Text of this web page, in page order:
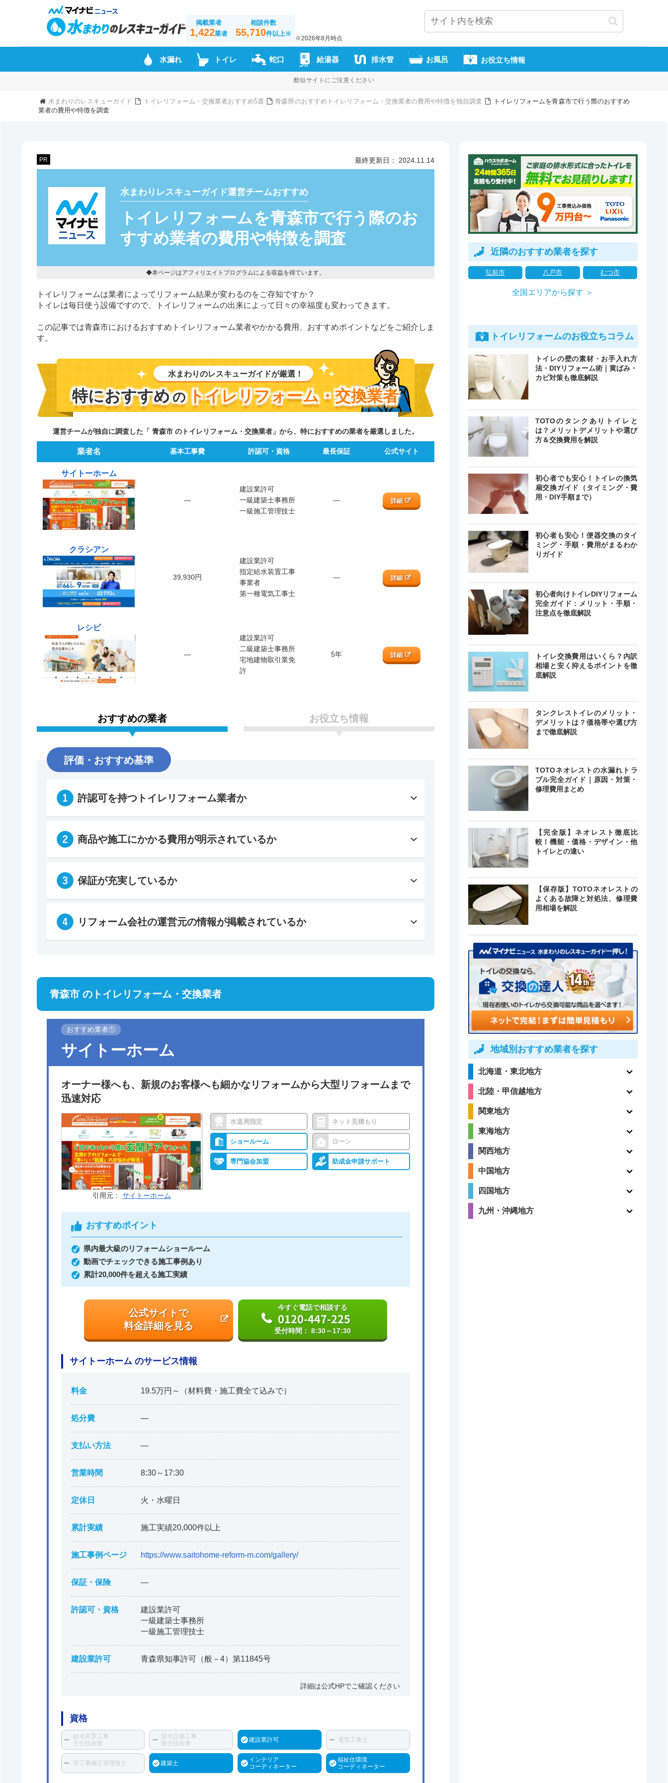
掲載業者
1,422業者
相談件数
55,710件以上※
※2026年8月時点
水漏れ トイレ 蛇口 給湯器 排水管 お風呂 お役立ち情報
酷似サイトにご注意ください
水まわりのレスキューガイド トイレリフォーム・交換業者おすすめ5選 青森県のおすすめトイレリフォーム・交換業者の費用や特徴を独自調査
トイレリフォームを青森市で行う際のおすすめ
業者の費用や特徴を調査
PR 最終更新日： 2024.11.14
水まわりレスキューガイド運営チームおすすめ
トイレリフォームを青森市で行う際のお
すすめ業者の費用や特徴を調査
◆本ページはアフィリエイトプログラムによる収益を得ています。
トイレリフォームは業者によってリフォーム結果が変わるのをご存知ですか？
トイレは毎日使う設備ですので、トイレリフォームの出来によって日々の幸福度も変わってきます。
この記事では青森市におけるおすすめトイレリフォーム業者やかかる費用、おすすめポイントなどをご紹介しま
す。
水まわりのレスキューガイドが厳選！
特におすすめのトイレリフォーム・交換業者
運営チームが独自に調査した「 青森市 のトイレリフォーム・交換業者」から、特におすすめの業者を厳選しました。
業者名 基本工事費 許認可・資格 最長保証 公式サイト
サイトーホーム
―
建設業許可
一級建築士事務所
一級施工管理技士
― 詳細
クラシアン
39,930円
建設業許可
指定給水装置工事
事業者
第一種電気工事士
― 詳細
レシピ
―
建設業許可
二級建築士事務所
宅地建物取引業免
許
5年 詳細
おすすめの業者 お役立ち情報
評価・おすすめ基準
許認可を持つトイレリフォーム業者か
商品や施工にかかる費用が明示されているか
保証が充実しているか
リフォーム会社の運営元の情報が掲載されているか
青森市 のトイレリフォーム・交換業者
おすすめ業者①
サイトーホーム
オーナー様へも、新規のお客様へも細かなリフォームから大型リフォームまで
迅速対応
引用元： サイトーホーム
水道局指定 ネット見積もり
ショールーム ローン
専門協会加盟 助成金申請サポート
おすすめポイント
県内最大級のリフォームショールーム
動画でチェックできる施工事例あり
累計20,000件を超える施工実績
公式サイトで
料金詳細を見る
今すぐ電話で相談する
0120-447-225
受付時間： 8:30～17:30
サイトーホーム のサービス情報
料金 19.5万円～（材料費・施工費全て込みで）
処分費 ―
支払い方法 ―
営業時間 8:30～17:30
定休日 火・水曜日
累計実績 施工実績20,000件以上
施工事例ページ https://www.saitohome-reform-m.com/gallery/
保証・保険 ―
許認可・資格
建設業許可
一級建築士事務所
一級施工管理技士
建設業許可 青森県知事許可（般－4）第11845号
詳細は公式HPでご確認ください
資格
給水装置工事
主任技術者
排水設備工事
責任技術者
建設業許可 電気工事士
管工事施工管理技士 建築士
インテリア
コーディネーター
福祉住環境
コーディネーター
近隣のおすすめ業者を探す
弘前市 八戸市 むつ市
全国エリアから探す ＞
トイレリフォームのお役立ちコラム
トイレの壁の素材・お手入れ方
法・DIYリフォーム術｜黄ばみ・
カビ対策も徹底解説
TOTOのタンクありトイレと
は？メリットデメリットや選び
方＆交換費用を解説
初心者でも安心！トイレの換気
扇交換ガイド（タイミング・費
用・DIY手順まで）
初心者も安心！便器交換のタイ
ミング・手順・費用がまるわか
りガイド
初心者向けトイレDIYリフォーム
完全ガイド：メリット・手順・
注意点を徹底解説
トイレ交換費用はいくら？内訳
相場と安く抑えるポイントを徹
底解説
タンクレストイレのメリット・
デメリットは？価格帯や選び方
まで徹底解説
TOTOネオレストの水漏れトラ
ブル完全ガイド｜原因・対策・
修理費用まとめ
【完全版】ネオレスト徹底比
較！機能・価格・デザイン・他
トイレとの違い
【保存版】TOTOネオレストの
よくある故障と対処法、修理費
用相場を解説
地域別おすすめ業者を探す
北海道・東北地方
北陸・甲信越地方
関東地方
東海地方
関西地方
中国地方
四国地方
九州・沖縄地方